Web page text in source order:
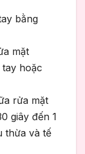
bằng
mặt
hoặc
rửa mặt
giây đến 1
thừa và tế